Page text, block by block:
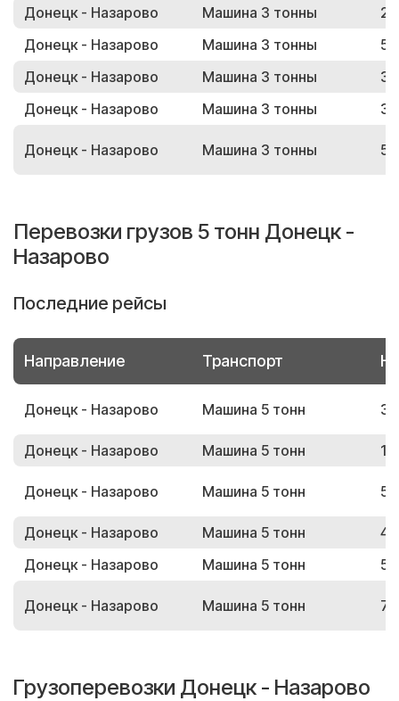
Донецк - Назарово
Машина 3 тонны
Донецк - Назарово
Машина 3 тонны
Донецк - Назарово
Машина 3 тонны
Донецк - Назарово
Машина 3 тонны
Донецк - Назарово Машина 3 тонны
Перевозки грузов 5 тонн Донецк -
Назарово
Последние рейсы
Направление Транспорт
Донецк - Назарово Машина 5 тонн
Донецк - Назарово Машина 5 тонн
Донецк - Назарово Машина 5 тонн
Донецк - Назарово Машина 5 тонн
Донецк - Назарово
Машина 5 тонн
Донецк - Назарово Машина 5 тонн
Грузоперевозки Донецк - Назарово